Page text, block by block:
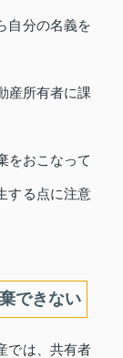
自分の名義を
産所有者に課
をおこなって
する点に注意
できない
では、共有者